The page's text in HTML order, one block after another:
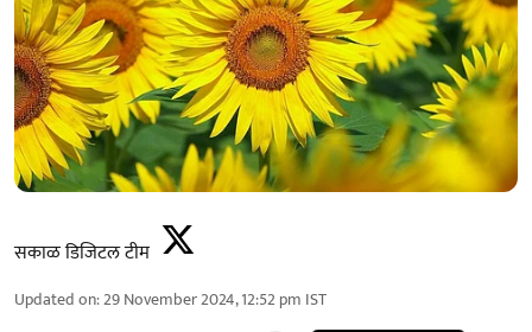
सकाळ डिजिटल टीम
Updated on:29 November 2024, 12:52 pm IST